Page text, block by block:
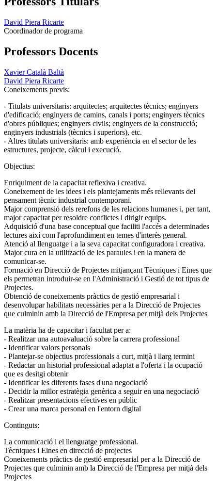
David Piera Ricarte
Coordinador de programa
Professors Docents
Xavier Català Baltà
David Piera Ricarte
Coneixements previs:
- Titulats universitaris: arquitectes; arquitectes tècnics; enginyers
d'edificació; enginyers de camins, canals i ports; enginyers tècnics
d'obres públiques; enginyers civils; enginyers de la construcció;
enginyers industrials (tècnics i superiors), etc.
- Altres titulats universitaris: amb experiència en el sector de les
estructures, projecte, càlcul i execució.
Objectius:
Enriquiment de la capacitat reflexiva i creativa.
Coneixement de les idees i els plantejaments més rellevants del
pensament tècnic industrial contemporani.
Major comprensió dels rerefons de les relacions humanes i, per tant,
major capacitat per resoldre conflictes i dirigir equips.
Adquisició d'una base conceptual que faciliti l'accés a determinades
lectures així com l'aprofundiment en temes d'interès general.
Atenció al llenguatge i a la seva capacitat configuradora i creativa.
Major cura en la utilització de les paraules i en la manera de
comunicar-se.
Formació en Direcció de Projectes mitjançant Tècniques i Eines que
els permetran introduir-se en l'Administració i Gestió de tot tipus de
Projectes.
Obtenció de coneixements pràctics de gestió empresarial i
desenvolupar habilitats necessàries per a la Direcció de Projectes
que culminin amb la Direcció de l'Empresa per mitjà dels Projectes
La matèria ha de capacitar i facultat per a:
- Realitzar una autoavaluació sobre la carrera professional
- Identificar valors personals
- Plantejar-se objectius professionals a curt, mitjà i llarg termini
- Redactar un historial professional adaptat a l'oferta i la ocupació
que es desitgi obtenir
- Identificar les diferents fases d'una negociació
- Decidir la millor estratègia genèrica a seguir en una negociació
- Realitzar presentacions efectives en públic
- Crear una marca personal en l'entorn digital
Continguts:
La comunicació i el llenguatge professional.
Tècniques i Eines en direcció de projectes
Coneixements pràctics de gestió empresarial per a la Direcció de
Projectes que culminin amb la Direcció de l'Empresa per mitjà dels
Projectes